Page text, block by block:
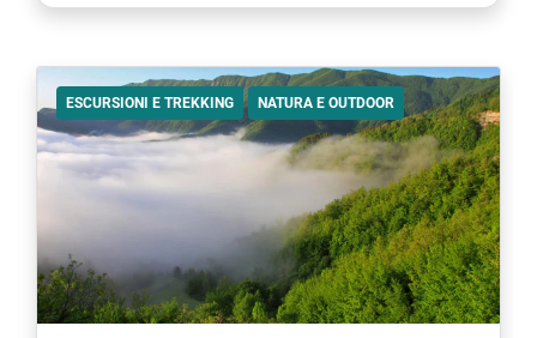
ESCURSIONI E TREKKING NATURA E OUTDOOR